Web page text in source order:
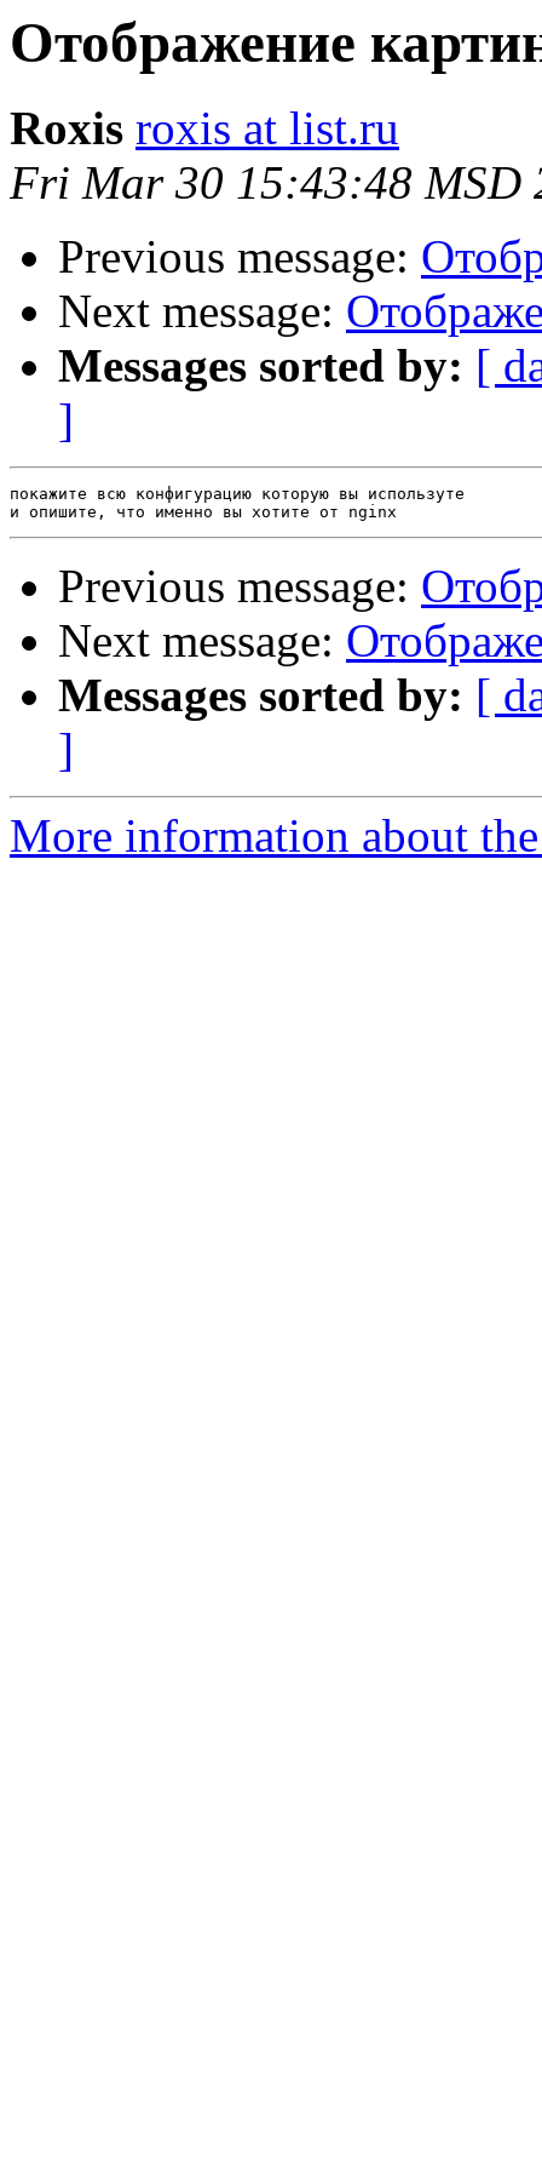
Отображение
Roxis roxis at list.ru
Fri Mar 30 15:43:48 MSD
Previous message:
Next message:
Messages sorted by: [
]
покажите всю конфигурацию которую вы используте
Previous message:
Next message:
Messages sorted by: [
]
More information about